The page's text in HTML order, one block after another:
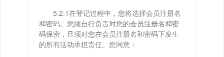
5.2.1在登记过程中，您将选择会员注册名
和密码。您须自行负责对您的会员注册名和密
码保密，且须对您在会员注册名和密码下发生
的所有活动承担责任。您同意：